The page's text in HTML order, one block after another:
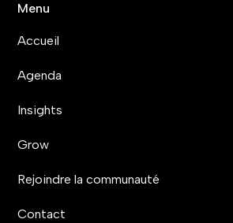
Menu
Accueil
Agenda
Insights
Grow
Rejoindre la communauté
Contact